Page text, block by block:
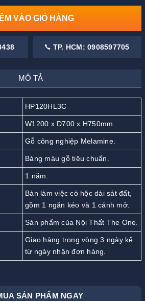
VÀO GIỎ HÀNG
TP. HCM: 0908597705
MÔ TẢ
HP120HL3C
W1200 x D700 x H750mm
Gỗ công nghiệp Melamine.
Bảng màu gỗ tiêu chuẩn.
1 năm.
Bàn làm việc có hộc dài sát đất,
gồm 1 ngăn kéo và 1 cánh mở.
Sản phẩm của Nội Thất The One.
Giao hàng trong vòng 3 ngày kể
từ ngày nhận đơn hàng.
SẢN PHẨM NGAY